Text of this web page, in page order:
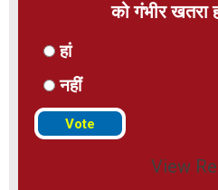
को गंभीर खतरा
हां
नहीं
View